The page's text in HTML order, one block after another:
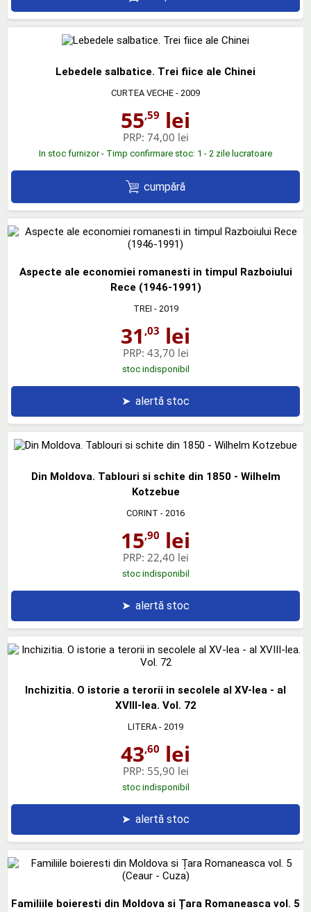
Lebedele salbatice. Trei fiice ale Chinei
CURTEA VECHE - 2009
55,59 lei
PRP: 74,00 lei
In stoc furnizor - Timp confirmare stoc: 1 - 2 zile lucratoare
cumpără
Aspecte ale economiei romanesti in timpul Razboiului
Rece (1946-1991)
TREI - 2019
31 ,03 lei
PRP: 43,70 lei
stoc indisponibil
➤ alertă stoc
Din Moldova. Tablouri si schite din 1850 - Wilhelm
Kotzebue
CORINT - 2016
15,90 lei
PRP: 22,40 lei
stoc indisponibil
➤ alertă stoc
Inchizitia. O istorie a terorii in secolele al XV-lea - al
XVIII-lea. Vol. 72
LITERA - 2019
43,60 lei
PRP: 55,90 lei
stoc indisponibil
➤ alertă stoc
Familiile boieresti din Moldova si Țara Romaneasca vol. 5